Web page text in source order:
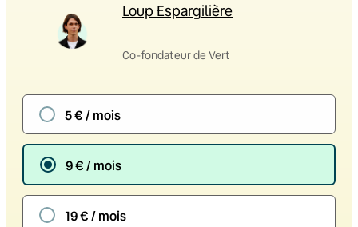
Loup Espargilière
Co-fondateur de Vert
5 € / mois
9 € / mois
19 € / mois